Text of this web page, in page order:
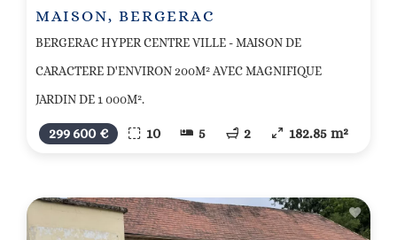
MAISON, BERGERAC
BERGERAC HYPER CENTRE VILLE - MAISON DE
CARACTERE D'ENVIRON 200M² AVEC MAGNIFIQUE
JARDIN DE 1 000M².
299 600 € 10 5 2 182.85 m²